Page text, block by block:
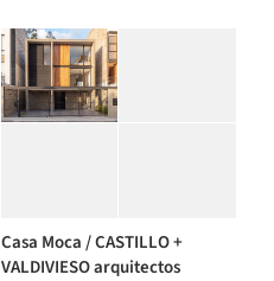
Casa Moca / CASTILLO +
VALDIVIESO arquitectos